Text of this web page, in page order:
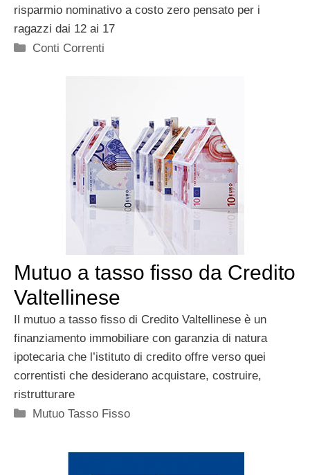
risparmio nominativo a costo zero pensato per i
ragazzi dai 12 ai 17
Categorie
Conti Correnti
Mutuo a tasso fisso da Credito
Valtellinese
Il mutuo a tasso fisso di Credito Valtellinese è un
finanziamento immobiliare con garanzia di natura
ipotecaria che l’istituto di credito offre verso quei
correntisti che desiderano acquistare, costruire,
ristrutturare
Categorie
Mutuo Tasso Fisso